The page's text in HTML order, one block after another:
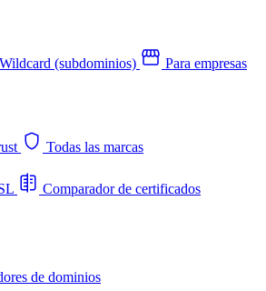
Wildcard (subdominios)
Para empresas
Todas las marcas
Comparador de certificados
de dominios